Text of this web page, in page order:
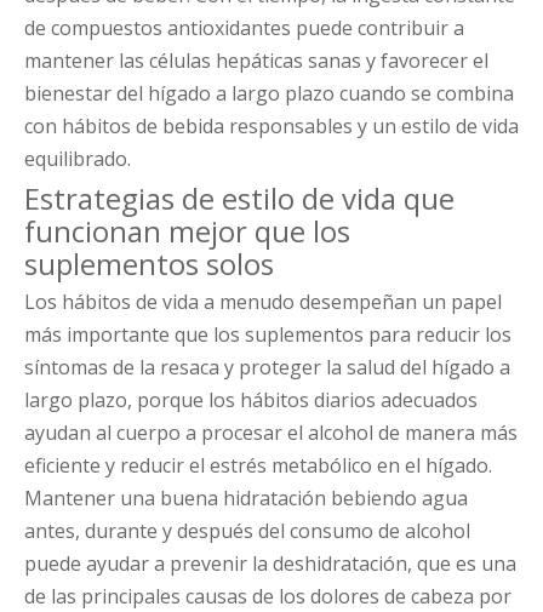
de compuestos antioxidantes puede contribuir a
mantener las células hepáticas sanas y favorecer el
bienestar del hígado a largo plazo cuando se combina
con hábitos de bebida responsables y un estilo de vida
equilibrado.
Estrategias de estilo de vida que
funcionan mejor que los
suplementos solos
Los hábitos de vida a menudo desempeñan un papel
más importante que los suplementos para reducir los
síntomas de la resaca y proteger la salud del hígado a
largo plazo, porque los hábitos diarios adecuados
ayudan al cuerpo a procesar el alcohol de manera más
eficiente y reducir el estrés metabólico en el hígado.
Mantener una buena hidratación bebiendo agua
antes, durante y después del consumo de alcohol
puede ayudar a prevenir la deshidratación, que es una
de las principales causas de los dolores de cabeza por